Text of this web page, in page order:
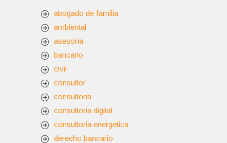
abogado de familia
ambiental
asesoria
bancario
civil
consultor
consultoria
consultoria digital
consultoria energetica
derecho bancario